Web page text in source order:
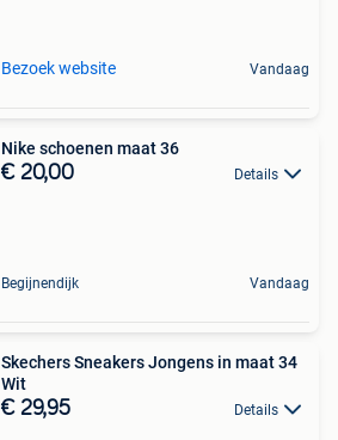
Bezoek website Vandaag
Nike schoenen maat 36
€ 20,00 Details
Begijnendijk Vandaag
Skechers Sneakers Jongens in maat 34
Wit
€ 29,95 Details